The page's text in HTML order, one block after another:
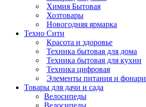
Химия Бытовая
Хозтовары
Новогодняя ярмарка
Техно Сити
Красота и здоровье
Техника бытовая для дома
Техника бытовая для кухни
Техника цифровая
Элементы питания и фонари
Товары для дачи и сада
Велосипеды
Велосипеды